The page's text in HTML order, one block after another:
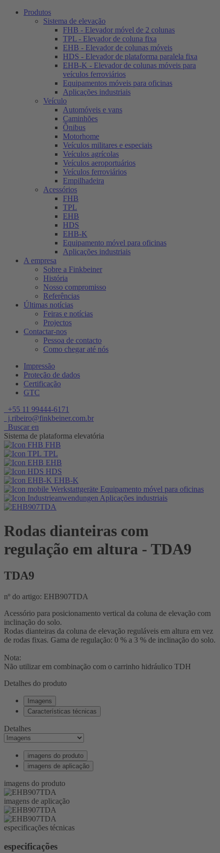
Produtos
Sistema de elevação
FHB - Elevador móvel de 2 colunas
TPL - Elevador de coluna fixa
EHB - Elevador de colunas móveis
HDS - Elevador de plataforma paralela fixa
EHB-K - Elevador de colunas móveis para
veículos ferroviários
Equipamentos móveis para oficinas
Aplicações industriais
Veículo
Automóveis e vans
Caminhões
Ônibus
Motorhome
Veículos militares e especiais
Veículos agrícolas
Veículos aeroportuários
Veículos ferroviários
Empilhadeira
Acessórios
FHB
TPL
EHB
HDS
EHB-K
Equipamento móvel para oficinas
Aplicações industriais
A empresa
Sobre a Finkbeiner
História
Nosso compromisso
Referências
Últimas notícias
Feiras e notícias
Projectos
Contactar-nos
Pessoa de contacto
Como chegar até nós
Impressão
Proteção de dados
Certificação
GTC
+55 11 99444-6171
j.ribeiro@finkbeiner.com.br
Buscar en
Sistema de plataforma elevatória
FHB
TPL
EHB
HDS
EHB-K
Equipamento móvel para oficinas
Aplicações industriais
Rodas dianteiras com
regulação em altura - TDA9
TDA9
nº do artigo: EHB907TDA
Acessório para posicionamento vertical da coluna de elevação com
inclinação do solo.
Rodas dianteiras da coluna de elevação reguláveis em altura em vez
de rodas fixas. Gama de regulação: 0 % a 3 % de inclinação do solo.
Nota:
Não utilizar em combinação com o carrinho hidráulico TDH
Detalhes do produto
Imagens
Características técnicas
Detalhes
imagens do produto
imagens de aplicação
imagens do produto
imagens de aplicação
especificações técnicas
especificações